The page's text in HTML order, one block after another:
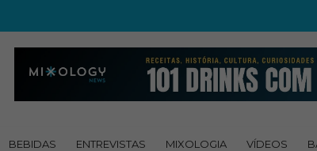
BEBIDAS ENTREVISTAS MIXOLOGIA VÍDEOS